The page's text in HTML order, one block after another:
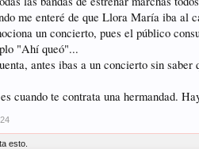
me enteré de que Llora María iba al
un concierto, pues el público
"Ahí queó"...
antes ibas a un concierto sin
cuando te contrata una hermandad.
esto.